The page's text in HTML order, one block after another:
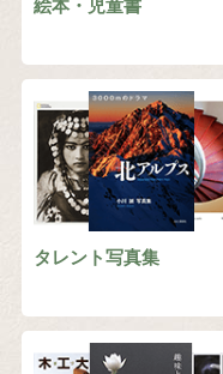
絵本・児童書
タレント写真集